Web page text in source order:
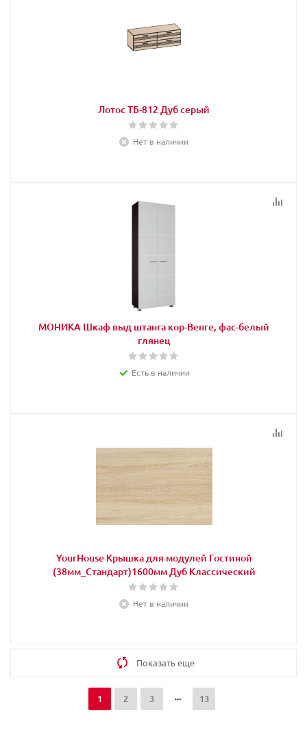
Лотос ТБ-812 Дуб серый
Нет в наличии
МОНИКА Шкаф выд штанга кор-Венге, фас-белый
глянец
Есть в наличии
YourHouse Крышка для модулей Гостиной
(38мм_Стандарт)1600мм Дуб Классический
Нет в наличии
Показать еще
1 2 3 13